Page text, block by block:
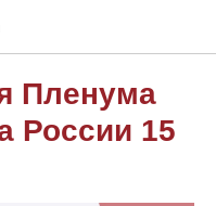
Пленума
России 15